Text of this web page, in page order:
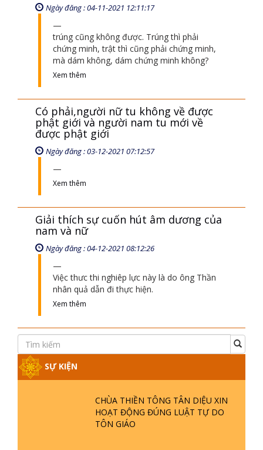
Ngày đăng : 04-11-2021 12:11:17
trúng cũng không được. Trúng thì phải
chứng minh, trật thì cũng phải chứng minh,
mà dám không, dám chứng minh không?
Xem thêm
Có phải,người nữ tu không về được
phật giới và người nam tu mới về
được phật giới
Ngày đăng : 03-12-2021 07:12:57
Xem thêm
Giải thích sự cuốn hút âm dương của
nam và nữ
Ngày đăng : 04-12-2021 08:12:26
Việc thưc thi nghiêp lực này là do ông Thần
nhân quả dẫn đi thực hiện.
Xem thêm
SỰ KIỆN
CHÙA THIỀN TÔNG TÂN DIỆU XIN
HOẠT ĐỘNG ĐÚNG LUẬT TỰ DO
TÔN GIÁO